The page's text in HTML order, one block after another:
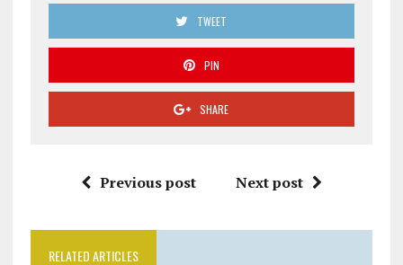
TWEET
PIN
SHARE
Previous post Next post
RELATED ARTICLES